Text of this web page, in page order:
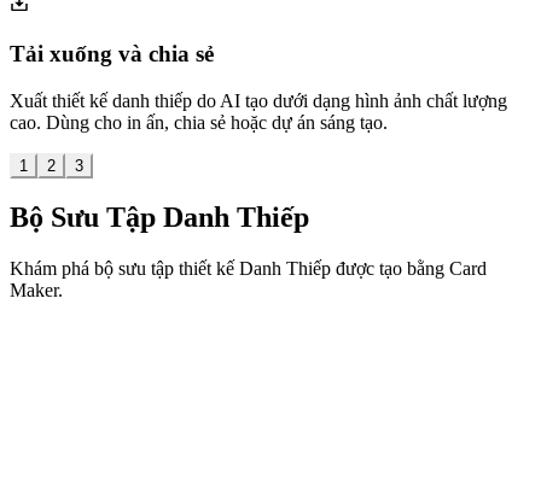
Tải xuống và chia sẻ
Xuất thiết kế danh thiếp do AI tạo dưới dạng hình ảnh chất lượng
cao. Dùng cho in ấn, chia sẻ hoặc dự án sáng tạo.
1 2 3
Bộ Sưu Tập Danh Thiếp
Khám phá bộ sưu tập thiết kế Danh Thiếp được tạo bằng Card
Maker.